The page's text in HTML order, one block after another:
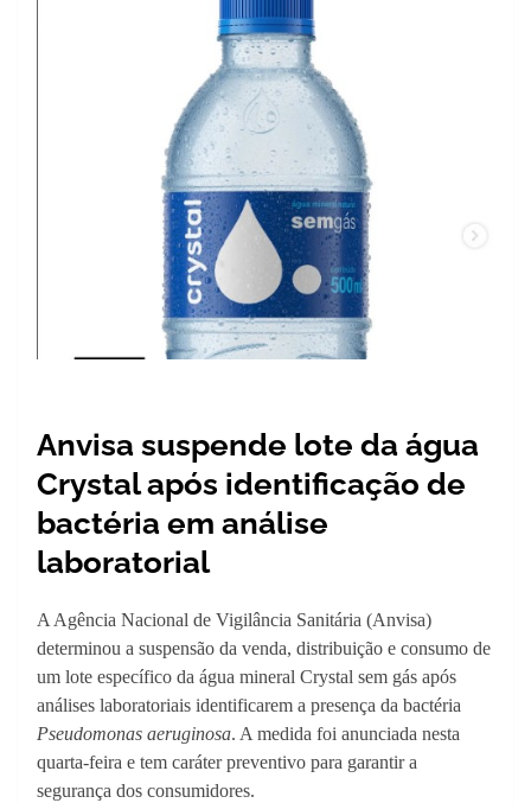
Anvisa suspende lote da água
Crystal após identificação de
bactéria em análise
laboratorial
A Agência Nacional de Vigilância Sanitária (Anvisa)
determinou a suspensão da venda, distribuição e consumo de
um lote específico da água mineral Crystal sem gás após
análises laboratoriais identificarem a presença da bactéria
Pseudomonas aeruginosa. A medida foi anunciada nesta
quarta-feira e tem caráter preventivo para garantir a
segurança dos consumidores.